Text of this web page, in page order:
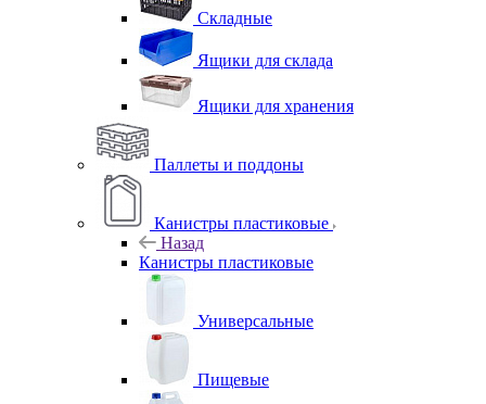
Складные
Ящики для склада
Ящики для хранения
Паллеты и поддоны
Канистры пластиковые
Назад
Канистры пластиковые
Универсальные
Пищевые